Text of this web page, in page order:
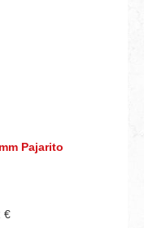
Pajarito
€